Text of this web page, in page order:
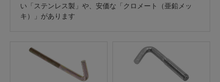
い「ステンレス製」や、安価な「クロメート（亜鉛メッ
キ）」があります